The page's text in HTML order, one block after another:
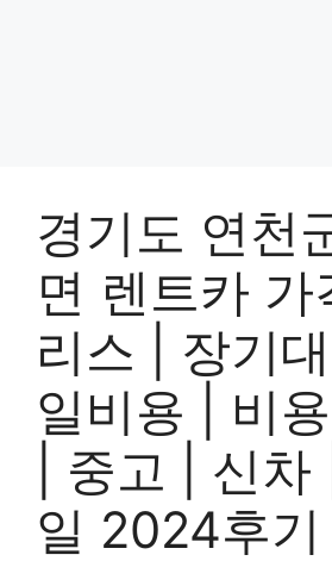
경기도 연천
면 렌트카 가
리스 | 장기
일비용 | 비
| 중고 | 신
일 2024후기